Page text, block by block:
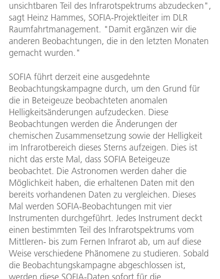
unsichtbaren Teil des Infrarotspektrums abzudecken",
sagt Heinz Hammes, SOFIA-Projektleiter im DLR
Raumfahrtmanagement. "Damit ergänzen wir die
anderen Beobachtungen, die in den letzten Monaten
gemacht wurden."
SOFIA führt derzeit eine ausgedehnte
Beobachtungskampagne durch, um den Grund für
die in Beteigeuze beobachteten anomalen
Helligkeitsänderungen aufzudecken. Diese
Beobachtungen werden die Änderungen der
chemischen Zusammensetzung sowie der Helligkeit
im Infrarotbereich dieses Sterns aufzeigen. Dies ist
nicht das erste Mal, dass SOFIA Beteigeuze
beobachtet. Die Astronomen werden daher die
Möglichkeit haben, die erhaltenen Daten mit den
bereits vorhandenen Daten zu vergleichen. Dieses
Mal werden SOFIA-Beobachtungen mit vier
Instrumenten durchgeführt. Jedes Instrument deckt
einen bestimmten Teil des Infrarotspektrums vom
Mittleren- bis zum Fernen Infrarot ab, um auf diese
Weise verschiedene Phänomene zu studieren. Sobald
die Beobachtungskampagne abgeschlossen ist,
werden diese SOFIA-Daten sofort für die